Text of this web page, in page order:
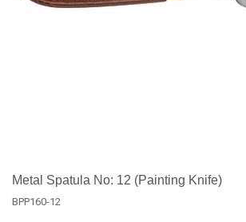
Metal Spatula No: 12 (Painting Knife)
BPP160-12